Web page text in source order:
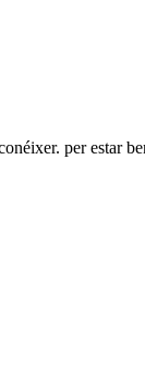
per estar